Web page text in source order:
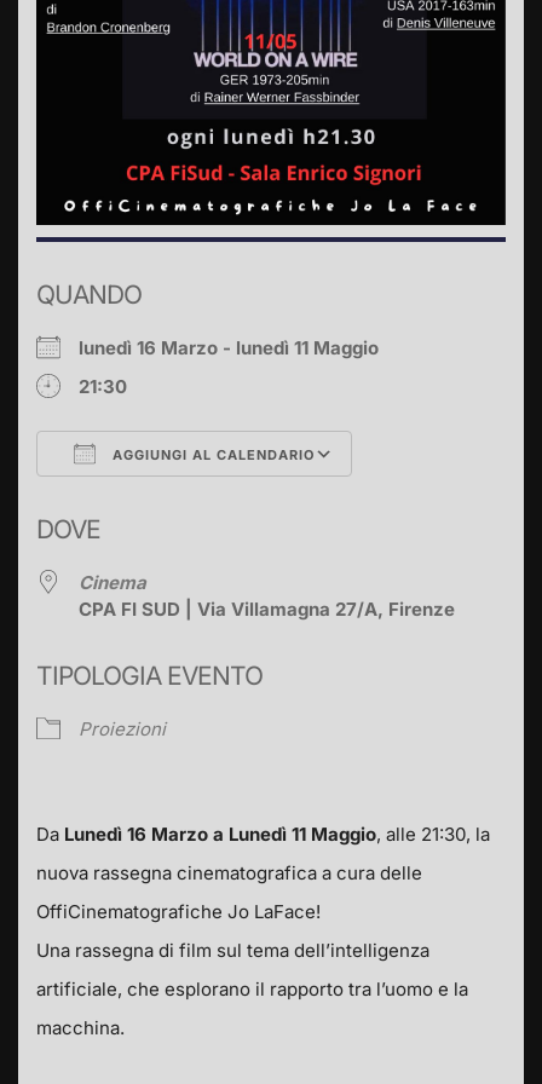
QUANDO
lunedì 16 Marzo - lunedì 11 Maggio
21:30
AGGIUNGI AL CALENDARIO
DOVE
Cinema
CPA FI SUD | Via Villamagna 27/A, Firenze
TIPOLOGIA EVENTO
Proiezioni
Da Lunedì 16 Marzo a Lunedì 11 Maggio, alle 21:30, la
nuova rassegna cinematografica a cura delle
OffiCinematografiche Jo LaFace!
Una rassegna di film sul tema dell’intelligenza
artificiale, che esplorano il rapporto tra l’uomo e la
macchina.